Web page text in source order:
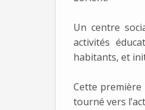
Un centre
activités
habitants, et
Cette première
tourné vers